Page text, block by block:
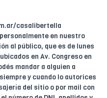
casalibertella
en nuestro
al público, que es de lunes
en Av. Congreso en
mandar a alguien a
y cuando lo autorices
del sitio o por mail con